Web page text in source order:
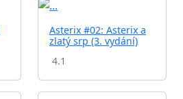
Asterix #02: Asterix a
zlatý srp (3. vydání)
4.1